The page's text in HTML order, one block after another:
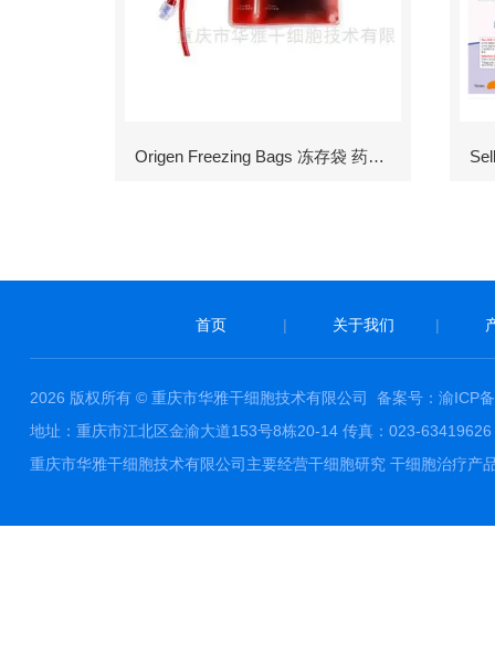
Origen Freezing Bags 冻存袋 药包材
首页 | 关于我们 |
2026 版权所有 © 重庆市华雅干细胞技术有限公司 备案号：渝ICP
地址：重庆市江北区金渝大道153号8栋20-14 传真：023-
重庆市华雅干细胞技术有限公司主要经营干细胞研究 干细胞治疗产